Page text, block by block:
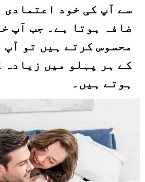
سے آپ کی خود اعتمادی
ضافہ ہوتا ہے۔ جب آپ
محسوس کرتے ہیں تو آپ
کے ہر پہلو میں زیادہ
ہوتے ہیں۔